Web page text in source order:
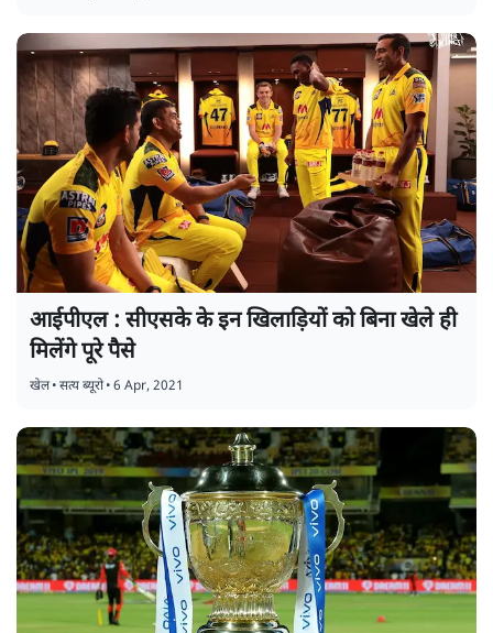
आईपीएल : सीएसके के इन खिलाड़ियों को बिना खेले ही
मिलेंगे पूरे पैसे
खेल•सत्य ब्यूरो•6 Apr, 2021